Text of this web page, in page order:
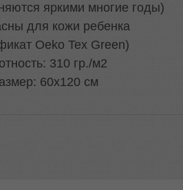
яркими многие годы)
для кожи ребенка
Oeko Tex Green)
310 гр./м2
60х120 см